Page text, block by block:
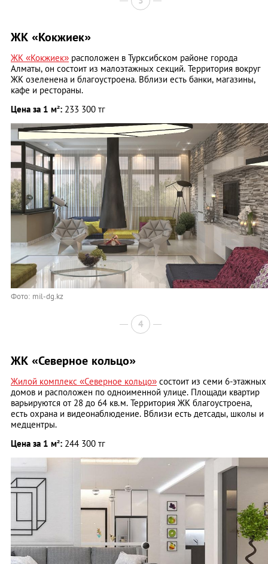
ЖК «Кокжиек»
ЖК «Кокжиек» расположен в Турксибском районе города
Алматы, он состоит из малоэтажных секций. Территория вокруг
ЖК озеленена и благоустроена. Вблизи есть банки, магазины,
кафе и рестораны.
Цена за 1 м²: 233 300 тг
Фото: mil-dg.kz
4
ЖК «Северное кольцо»
Жилой комплекс «Северное кольцо» состоит из семи 6-этажных
домов и расположен по одноименной улице. Площади квартир
варьируются от 28 до 64 кв.м. Территория ЖК благоустроена,
есть охрана и видеонаблюдение. Вблизи есть детсады, школы и
медцентры.
Цена за 1 м²: 244 300 тг